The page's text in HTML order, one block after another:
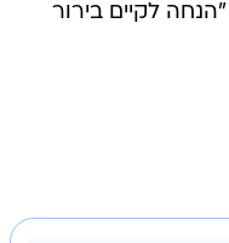
לקיים בירור